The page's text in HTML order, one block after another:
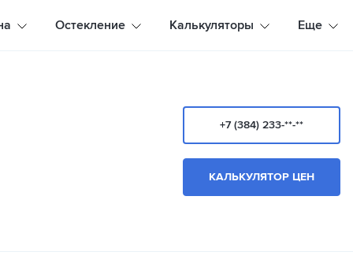
Остекление Калькуляторы Еще
+7 (384) 233-**-**
КАЛЬКУЛЯТОР ЦЕН